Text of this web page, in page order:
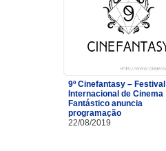
9º Cinefantasy – Festival
Internacional de Cinema
Fantástico anuncia
programação
22/08/2019